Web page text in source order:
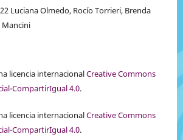
Luciana Olmedo, Rocío Torrieri, Brenda
Mancini
licencia internacionalCreative Commons
CompartirIgual 4.0.
licencia internacionalCreative Commons
CompartirIgual 4.0.